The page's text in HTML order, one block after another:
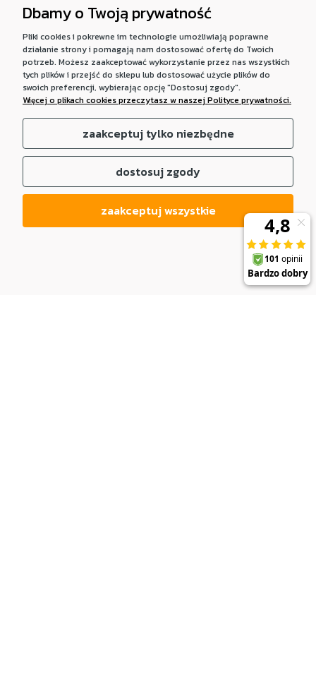
Dbamy o Twoją prywatność
Pliki cookies i pokrewne im technologie umożliwiają poprawne
działanie strony i pomagają nam dostosować ofertę do Twoich
potrzeb. Możesz zaakceptować wykorzystanie przez nas wszystkich
tych plików i przejść do sklepu lub dostosować użycie plików do
swoich preferencji, wybierając opcję "Dostosuj zgody".
Więcej o plikach cookies przeczytasz w naszej Polityce prywatności.
zaakceptuj tylko niezbędne
dostosuj zgody
zaakceptuj wszystkie